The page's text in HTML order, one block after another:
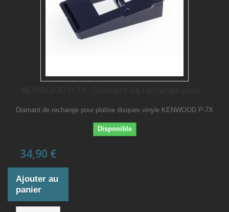
Diamant de rechange pour platine disques vinyle KENWOOD P-7X
Disponible
34,90 €
Ajouter au
panier